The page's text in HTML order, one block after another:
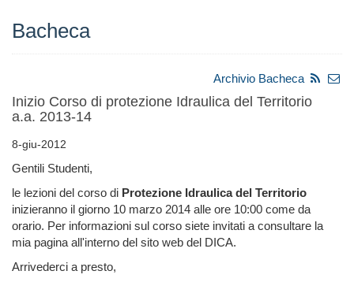
Bacheca
Archivio Bacheca
Inizio Corso di protezione Idraulica del Territorio
a.a. 2013-14
8-giu-2012
Gentili Studenti,
le lezioni del corso di Protezione Idraulica del Territorio
inizieranno il giorno 10 marzo 2014 alle ore 10:00 come da
orario. Per informazioni sul corso siete invitati a consultare la
mia pagina all'interno del sito web del DICA.
Arrivederci a presto,